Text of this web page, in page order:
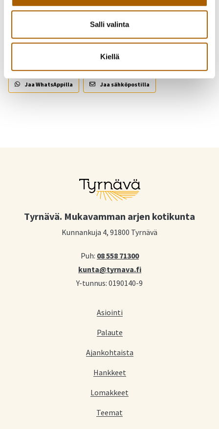
Salli valinta
Kiellä
Kutsu kaveri mukaan!
Jaa WhatsAppilla Jaa sähköpostilla
Tyrnävä. Mukavamman arjen kotikunta
Kunnankuja 4, 91800 Tyrnävä
Puh: 08 558 71300
kunta@tyrnava.fi
Y-tunnus: 0190140-9
Asiointi
Palaute
Ajankohtaista
Hankkeet
Lomakkeet
Teemat